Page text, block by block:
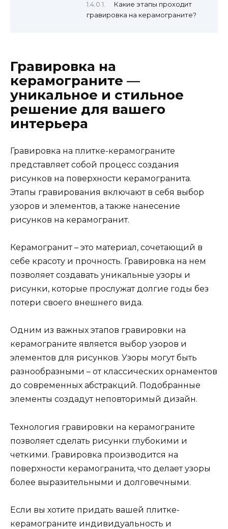
Какие этапы проходит
гравировка на керамограните?
Гравировка на
керамограните —
уникальное и стильное
решение для вашего
интерьера
Гравировка на плитке-керамограните
представляет собой процесс создания
рисунков на поверхности керамогранита.
Этапы гравирования включают в себя выбор
узоров и элементов, а также нанесение
рисунков на керамогранит.
Керамогранит – это материал, сочетающий в
себе красоту и прочность. Гравировка на нем
позволяет создавать уникальные узоры и
рисунки, которые прослужат долгие годы без
потери своего внешнего вида.
Одним из важных этапов гравировки на
керамограните является выбор узоров и
элементов для рисунков. Узоры могут быть
разнообразными – от классических орнаментов
до современных абстракций. Подобранные
элементы создадут неповторимый дизайн.
Технология гравировки на керамограните
позволяет сделать рисунки глубокими и
четкими. Гравировка производится на
поверхности керамогранита, что делает узоры
более выразительными и долговечными.
Если вы хотите придать вашей плитке-
керамограните индивидуальность и